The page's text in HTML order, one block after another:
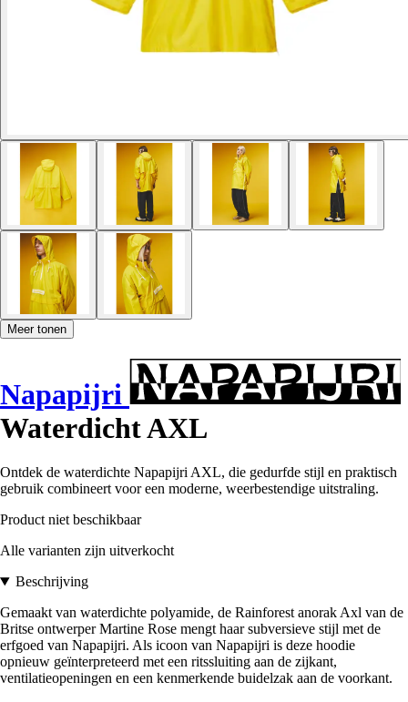
Meer tonen
Napapijri
Waterdicht AXL
Ontdek de waterdichte Napapijri AXL, die gedurfde stijl en praktisch
gebruik combineert voor een moderne, weerbestendige uitstraling.
Product niet beschikbaar
Alle varianten zijn uitverkocht
Beschrijving
Gemaakt van waterdichte polyamide, de Rainforest anorak Axl van de
Britse ontwerper Martine Rose mengt haar subversieve stijl met de
erfgoed van Napapijri. Als icoon van Napapijri is deze hoodie
opnieuw geïnterpreteerd met een ritssluiting aan de zijkant,
ventilatieopeningen en een kenmerkende buidelzak aan de voorkant.